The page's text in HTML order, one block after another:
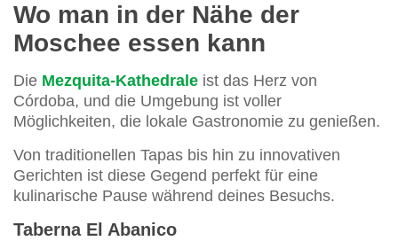
Wo man in der Nähe der
Moschee essen kann
Die Mezquita-Kathedrale ist das Herz von
Córdoba, und die Umgebung ist voller
Möglichkeiten, die lokale Gastronomie zu genießen.
Von traditionellen Tapas bis hin zu innovativen
Gerichten ist diese Gegend perfekt für eine
kulinarische Pause während deines Besuchs.
Taberna El Abanico